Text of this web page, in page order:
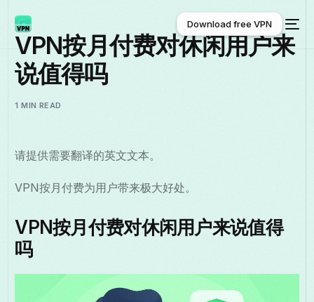
Download free VPN
VPN按月付费对休闲用户来
说值得吗
1 MIN READ
请提供需要翻译的英文文本。
VPN按月付费为用户带来极大好处。
VPN按月付费对休闲用户来说值得
吗